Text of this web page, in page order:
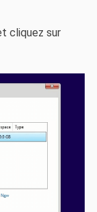
cliquez sur